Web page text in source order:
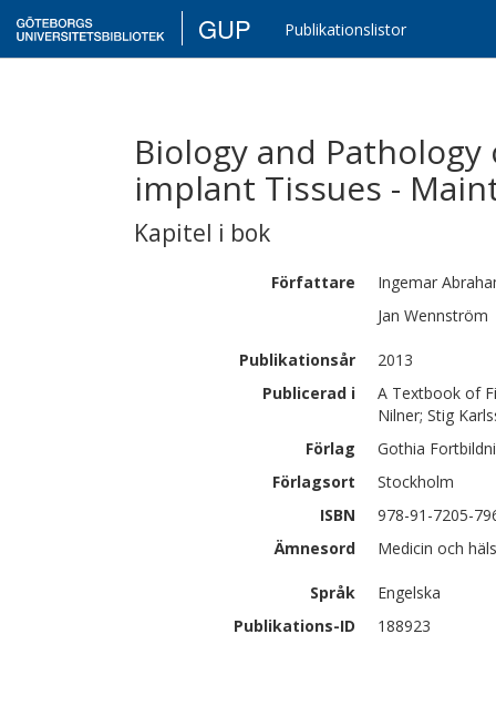
GUP Publikationslistor
Biology and
implant Tissues -
Kapitel i bok
Författare Ingemar
Jan Wennström
Publikationsår
2013
Publicerad i
A Textbook of
Nilner; Stig
Förlag
Gothia
Förlagsort
Stockholm
ISBN
978-91-7205-
Ämnesord
Medicin och
Språk
Engelska
Publikations-ID
188923